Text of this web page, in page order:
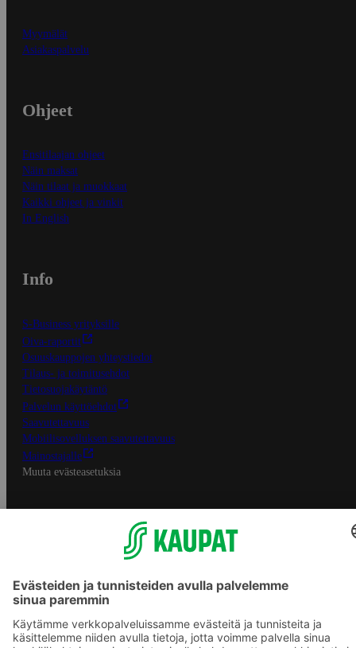
Myymälät
Asiakaspalvelu
Ohjeet
Ensitilaajan ohjeet
Näin maksat
Näin tilaat ja muokkaat
Kaikki ohjeet ja vinkit
In English
Info
S-Business yrityksille
Oiva-raportit
Osuuskauppojen yhteystiedot
Tilaus- ja toimitusehdot
Tietosuojakäytäntö
Palvelun käyttöehdot
Saavutettavuus
Mobiilisovelluksen saavutettavuus
Mainostajalle
Muuta evästeasetuksia
S-ryhmän palvelut
S-ryhmä
Asiakasomistajuus
S-ostoslista -sovellus